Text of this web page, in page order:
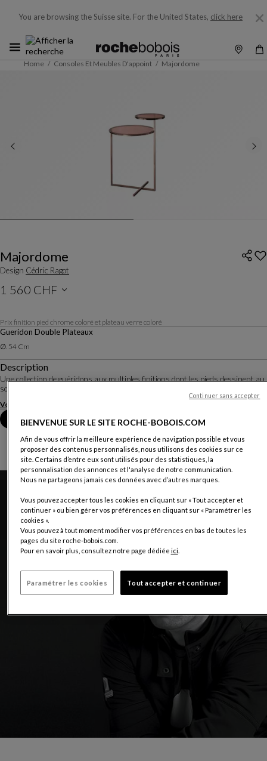
You are browsing the Suisse site. For the United States, click here
Home Consoles Et Meubles D'appoint Majordome
Majordome
Design Cédric Ragot
1 560 CHF
Prix finition pied chrome coloré et plateau verre coloré
Gueridon Double Plateaux
∅. 54 Cm
Description
Une collection de guéridons aux multiples finitions dont les pieds dessinent au
sol de fines lettres de l’alphabet (O, X, Y ou T).
Voir plus
Prendre rendez-vous en magasin
BIENVENUE SUR LE SITE ROCHE-BOBOIS.COM
Afin de vous offrir la meilleure expérience de navigation possible et vous
proposer des contenus personnalisés, nous utilisons des cookies sur ce
site. Certains d’entre eux sont utilisés pour des statistiques, la
personnalisation des annonces et l'analyse de notre communication.
Nous ne partageons jamais ces données avec d’autres marques.
Vous pouvez accepter tous les cookies en cliquant sur « Tout accepter et
continuer » ou bien gérer vos préférences en cliquant sur « Paramétrer les
cookies ».
Vous pouvez à tout moment modifier vos préférences en bas de toutes les
pages du site roche-bobois.com.
Pour en savoir plus, consultez notre page dédiée ici.
Paramétrer les cookies Tout accepter et continuer
Continuer sans accepter